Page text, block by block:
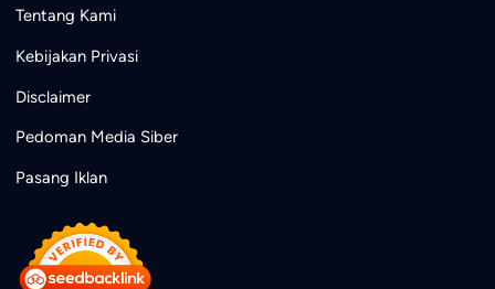
Tentang Kami
Kebijakan Privasi
Disclaimer
Pedoman Media Siber
Pasang Iklan